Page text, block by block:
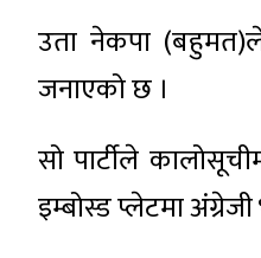
उता नेकपा (बहुमत)ले
जनाएको छ ।
सो पार्टीले
इम्बोस्ड प्लेटमा